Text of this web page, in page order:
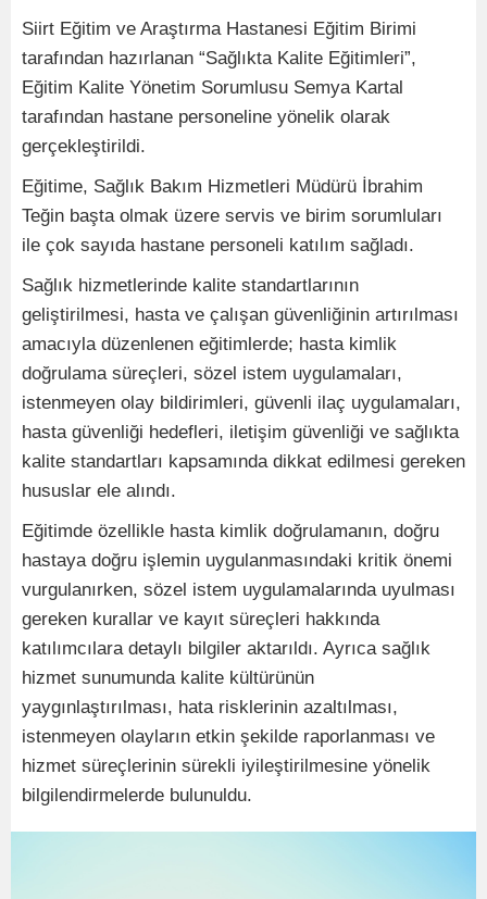
Siirt Eğitim ve Araştırma Hastanesi Eğitim Birimi
tarafından hazırlanan “Sağlıkta Kalite Eğitimleri”,
Eğitim Kalite Yönetim Sorumlusu Semya Kartal
tarafından hastane personeline yönelik olarak
gerçekleştirildi.
Eğitime, Sağlık Bakım Hizmetleri Müdürü İbrahim
Teğin başta olmak üzere servis ve birim sorumluları
ile çok sayıda hastane personeli katılım sağladı.
Sağlık hizmetlerinde kalite standartlarının
geliştirilmesi, hasta ve çalışan güvenliğinin artırılması
amacıyla düzenlenen eğitimlerde; hasta kimlik
doğrulama süreçleri, sözel istem uygulamaları,
istenmeyen olay bildirimleri, güvenli ilaç uygulamaları,
hasta güvenliği hedefleri, iletişim güvenliği ve sağlıkta
kalite standartları kapsamında dikkat edilmesi gereken
hususlar ele alındı.
Eğitimde özellikle hasta kimlik doğrulamanın, doğru
hastaya doğru işlemin uygulanmasındaki kritik önemi
vurgulanırken, sözel istem uygulamalarında uyulması
gereken kurallar ve kayıt süreçleri hakkında
katılımcılara detaylı bilgiler aktarıldı. Ayrıca sağlık
hizmet sunumunda kalite kültürünün
yaygınlaştırılması, hata risklerinin azaltılması,
istenmeyen olayların etkin şekilde raporlanması ve
hizmet süreçlerinin sürekli iyileştirilmesine yönelik
bilgilendirmelerde bulunuldu.